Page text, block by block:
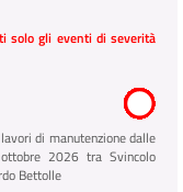
solo gli eventi di severità
di manutenzione dalle
2026 tra Svincolo
Bettolle